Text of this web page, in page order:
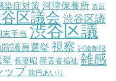
染症対策 河津保養所 浜田
区議会 渋谷区議
手当 渋谷区議
議員選挙 視察 討論制限
挙 長妻昭 障害者福祉 雑感
ップ 龍円あいり